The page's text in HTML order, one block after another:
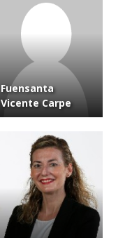
Fuensanta
Vicente Carpe